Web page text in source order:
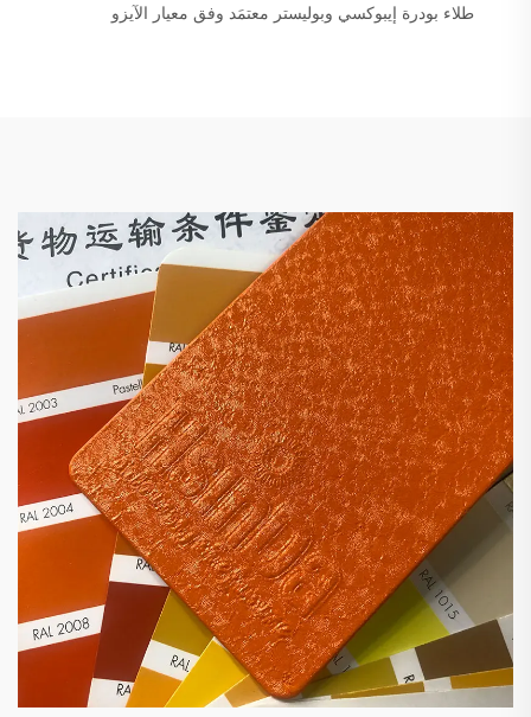
طلاء بودرة إيبوكسي وبوليستر معتمَد وفق معيار الآيزو